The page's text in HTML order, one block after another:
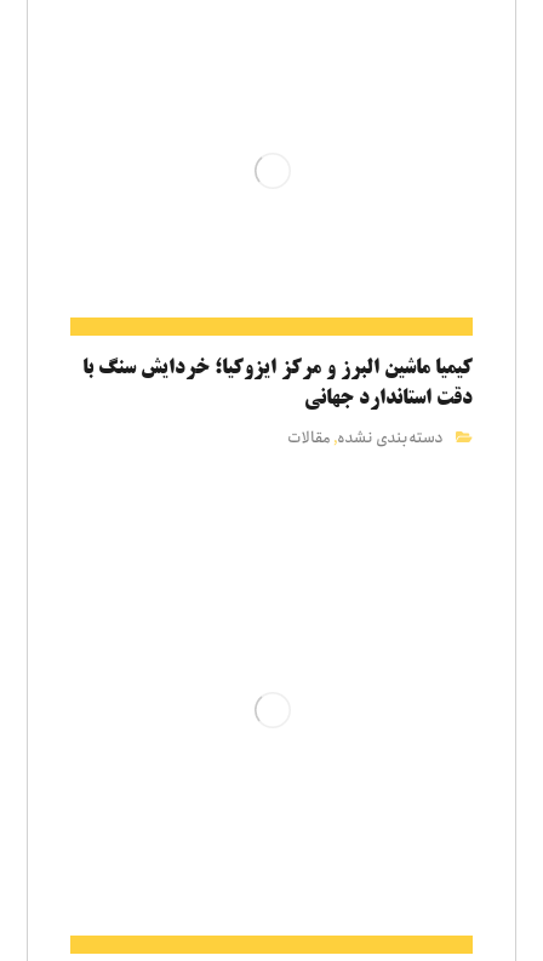
کیمیا ماشین البرز و مرکز ایزوکیا؛ خردایش سنگ با
دقت استاندارد جهانی
دسته‌بندی نشده,مقالات